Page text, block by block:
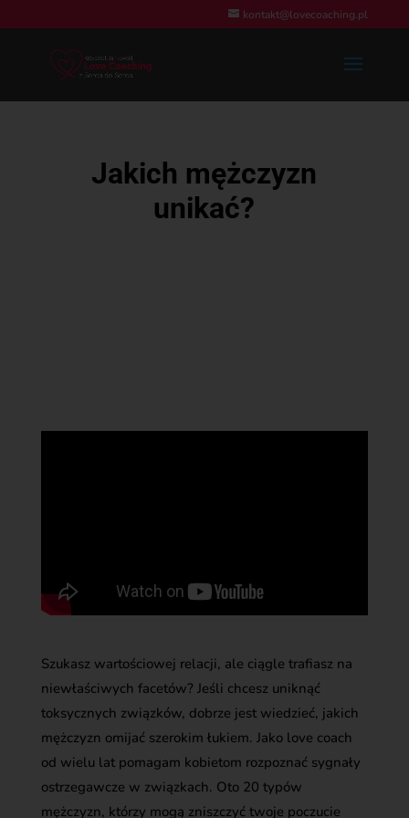
kontakt@lovecoaching.pl
Jakich mężczyzn
unikać?
Szukasz wartościowej relacji, ale ciągle trafiasz na
niewłaściwych facetów? Jeśli chcesz uniknąć
toksycznych związków, dobrze jest wiedzieć, jakich
mężczyzn omijać szerokim łukiem. Jako love coach
od wielu lat pomagam kobietom rozpoznać sygnały
ostrzegawcze w związkach. Oto 20 typów
mężczyzn, którzy mogą zniszczyć twoje poczucie